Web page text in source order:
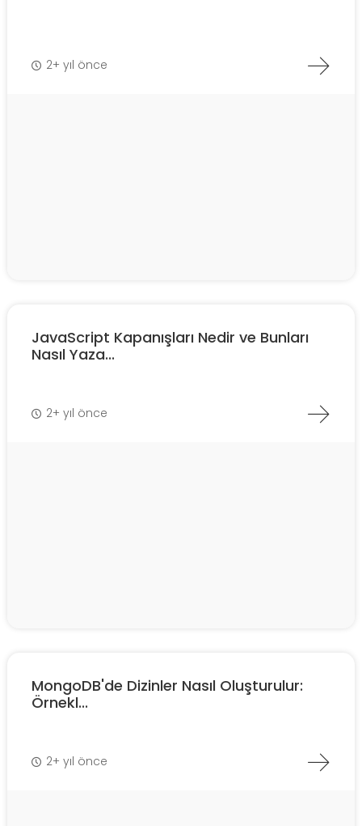
2+ yıl önce
JavaScript Kapanışları Nedir ve Bunları
Nasıl Yaza...
2+ yıl önce
MongoDB'de Dizinler Nasıl Oluşturulur:
Örnekl...
2+ yıl önce